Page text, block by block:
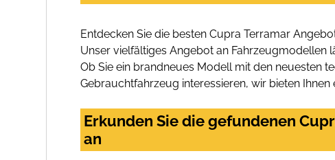
Entdecken Sie die besten Cupra Terramar
Unser vielfältiges Angebot an Fahrzeugmodellen
Ob Sie ein brandneues Modell mit den neuesten
Gebrauchtfahrzeug interessieren, wir bieten Ihnen
Erkunden Sie die gefundenen
an